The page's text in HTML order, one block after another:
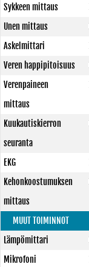
Sykkeen mittaus
Unen mittaus
Askelmittari
Veren happipitoisuus
Verenpaineen
mittaus
Kuukautiskierron
seuranta
EKG
Kehonkoostumuksen
mittaus
MUUT TOIMINNOT
Lämpömittari
Mikrofoni